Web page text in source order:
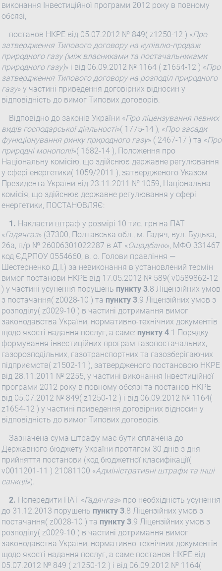
виконання Інвестиційної програми 2012 року в повному
обсязі,
постанов НКРЕ від 05.07.2012 № 849( z1250-12 ) «Про
затвердження Типового договору на купівлю-продаж
природного газу (між власниками та постачальниками
природного газу)» і від 06.09.2012 № 1164 ( z1654-12 ) «Про
затвердження Типового договору на розподіл природного
газу» у частині приведення договірних відносин у
відповідність до вимог Типових договорів.
Відповідно до законів України «Про ліцензування певних
видів господарської діяльності»( 1775-14 ), «Про засади
функціонування ринку природного газу» ( 2467-17 ) та «Про
природні монополії»( 1682-14 ), Положення про
Національну комісію, що здійснює державне регулювання
у сфері енергетики( 1059/2011 ), затвердженого Указом
Президента України від 23.11.2011 № 1059, Національна
комісія, що здійснює державне регулювання у сфері
енергетики, ПОСТАНОВЛЯЄ:
1. Накласти штраф у розмірі 10 тис. грн на ПАТ
«Гадячгаз» (37300, Полтавська обл., м. Гадяч, вул. Будька,
26а, п/р № 26006301022287 в АТ «Ощадбанк», МФО 331467
код ЄДРПОУ 0554660, в. о. Голови правління —
Шестерненко Д.І.) за невиконання в установлений термін
вимог постанови НКРЕ від 17.05.2012 № 589( v0589862-12
) у частині усунення порушень пункту 3.8 Ліцензійних умов
з постачання( z0028-10 ) та пункту 3.9 Ліцензійних умов з
розподілу( z0029-10 ) в частині дотримання вимог
законодавства України, нормативно-технічних документів
щодо якості надання послуг, а саме: пункту 4.1 Порядку
формування інвестиційних програм газопостачальних,
газорозподільних, газотранспортних та газозберігаючих
підприємств( z1502-11 ), затвердженого постановою НКРЕ
від 28.11.2011 № 2255, у частині виконання Інвестиційної
програми 2012 року в повному обсязі та постанов НКРЕ
від 05.07.2012 № 849( z1250-12 ) і від 06.09.2012 № 1164(
z1654-12 ) у частині приведення договірних відносин у
відповідність до вимог Типових договорів.
Зазначена сума штрафу має бути сплачена до
Державного бюджету України протягом 30 днів з дня
прийняття постанови (код бюджетної класифікації(
v0011201-11 ) 21081100 «Адміністративні штрафи та інші
санкції»).
2. Попередити ПАТ «Гадячгаз» про необхідність усунення
до 31.12.2013 порушень пункту 3.8 Ліцензійних умов з
постачання( z0028-10 ) та пункту 3.9 Ліцензійних умов з
розподілу( z0029-10 ) в частині дотримання вимог
законодавства України, нормативно-технічних документів
щодо якості надання послуг, а саме постанов НКРЕ від
05.07.2012 № 849 ( z1250-12 ) і від 06.09.2012 № 1164(